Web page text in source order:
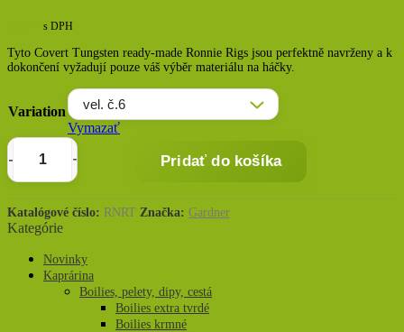
s DPH
Tyto Covert Tungsten ready-made Ronnie Rigs jsou perfektně navrženy a k
dokončení vyžadují pouze váš výběr materiálu na háčky.
Variation
Vymazať
množstvo
Gardner
Tungsten
Ronnie
ks/bal.
Pridať do košíka
Katalógové číslo: RNRT Značka: Gardner
Kategórie
Novinky
Kaprárina
Boilies, pelety, dipy, cestá
Boilies extra tvrdé
Boilies krmné